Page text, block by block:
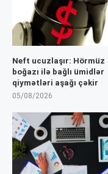
Neft ucuzlaşır: Hörmüz
boğazı ilə bağlı ümidlər
qiymətləri aşağı çəkir
05/08/2026